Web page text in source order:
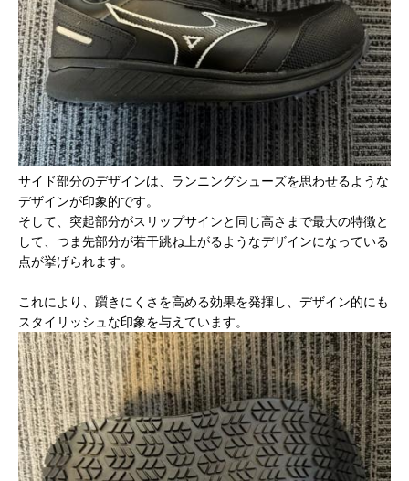
サイド部分のデザインは、ランニングシューズを思わせるような
デザインが印象的です。
そして、突起部分がスリップサインと同じ高さまで最大の特徴と
して、つま先部分が若干跳ね上がるようなデザインになっている
点が挙げられます。
これにより、躓きにくさを高める効果を発揮し、デザイン的にも
スタイリッシュな印象を与えています。